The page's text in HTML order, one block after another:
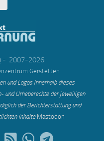
- 2007-2026
Gerstetten
und Logos innerhalb dieses
und Urheberechte der jeweiligen
der Berichterstattung und
Inhalte Mastodon